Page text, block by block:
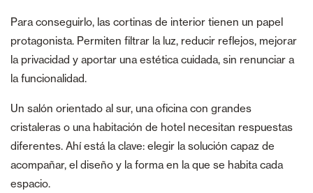
Para conseguirlo, las cortinas de interior tienen un papel
protagonista. Permiten filtrar la luz, reducir reflejos, mejorar
la privacidad y aportar una estética cuidada, sin renunciar a
la funcionalidad.
Un salón orientado al sur, una oficina con grandes
cristaleras o una habitación de hotel necesitan respuestas
diferentes. Ahí está la clave: elegir la solución capaz de
acompañar, el diseño y la forma en la que se habita cada
espacio.